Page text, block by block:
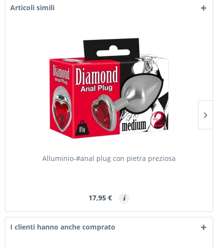
Articoli simili
Alluminio-#anal plug con pietra preziosa
17,95 €
I clienti hanno anche comprato